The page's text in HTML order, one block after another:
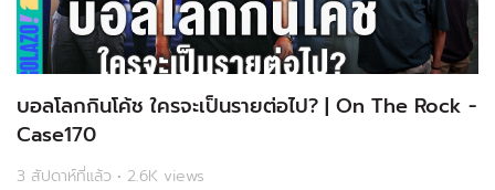
บอลโลกกินโค้ช ใครจะเป็นรายต่อไป? | On The Rock -
Case170
3 สัปดาห์ที่แล้ว • 2.6K views